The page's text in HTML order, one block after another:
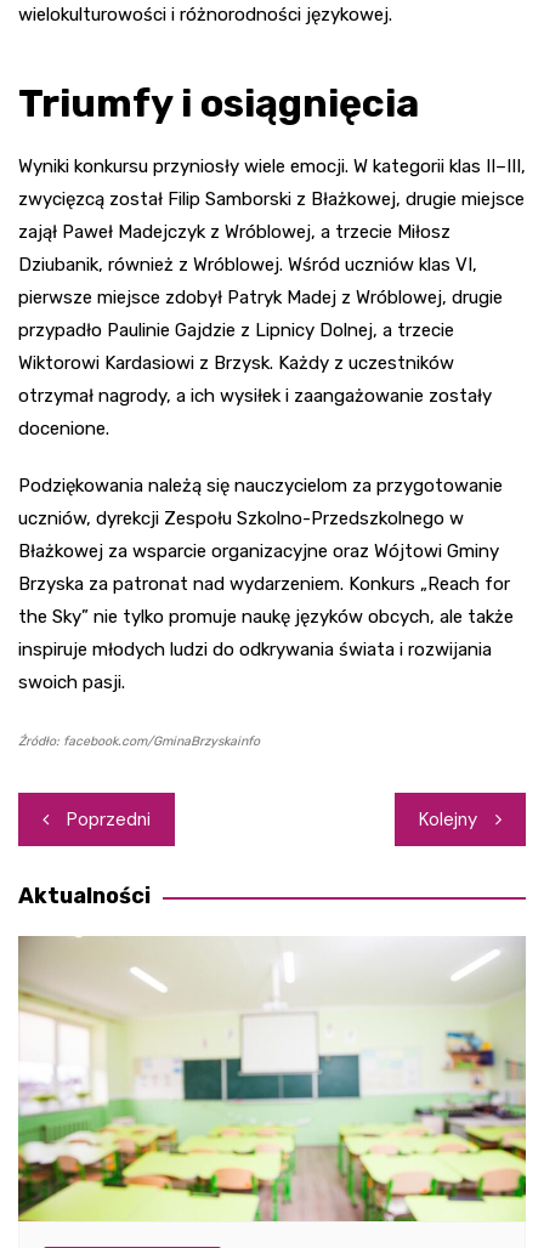
wielokulturowości i różnorodności językowej.
Triumfy i osiągnięcia
Wyniki konkursu przyniosły wiele emocji. W kategorii klas II–III,
zwycięzcą został Filip Samborski z Błażkowej, drugie miejsce
zajął Paweł Madejczyk z Wróblowej, a trzecie Miłosz
Dziubanik, również z Wróblowej. Wśród uczniów klas VI,
pierwsze miejsce zdobył Patryk Madej z Wróblowej, drugie
przypadło Paulinie Gajdzie z Lipnicy Dolnej, a trzecie
Wiktorowi Kardasiowi z Brzysk. Każdy z uczestników
otrzymał nagrody, a ich wysiłek i zaangażowanie zostały
docenione.
Podziękowania należą się nauczycielom za przygotowanie
uczniów, dyrekcji Zespołu Szkolno-Przedszkolnego w
Błażkowej za wsparcie organizacyjne oraz Wójtowi Gminy
Brzyska za patronat nad wydarzeniem. Konkurs „Reach for
the Sky” nie tylko promuje naukę języków obcych, ale także
inspiruje młodych ludzi do odkrywania świata i rozwijania
swoich pasji.
Źródło: facebook.com/GminaBrzyskainfo
Nawigacja
wpisu
Poprzedni Kolejny
Aktualności